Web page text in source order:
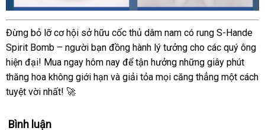
Cốc
Thủ
Dâm
Nam
2
Đầu
Hande
Đừng bỏ lỡ cơ hội sở hữu cốc thủ dâm nam có rung S-Hande
Spirit Bomb – người bạn đồng hành lý tưởng cho các quý ông
hiện đại! Mua ngay hôm nay để tận hưởng những giây phút
thăng hoa không giới hạn và giải tỏa mọi căng thẳng một cách
tuyệt vời nhất! 🚀
Bình luận